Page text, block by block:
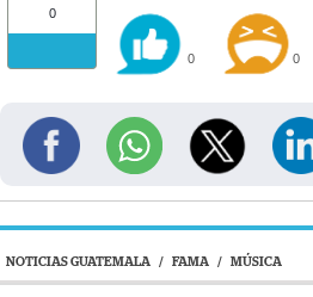
0
0 0
NOTICIAS GUATEMALA / FAMA / MÚSICA